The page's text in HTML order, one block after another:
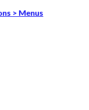
> Menus